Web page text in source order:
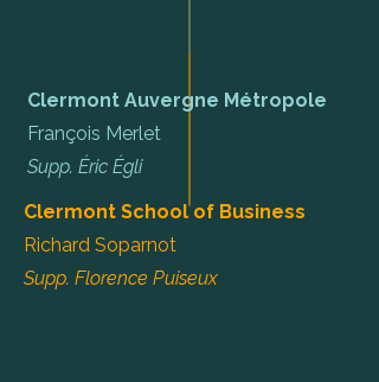
Clermont Auvergne Métropole
François Merlet
Supp. Éric Égli
Clermont School of Business
Richard Soparnot
Supp. Florence Puiseux